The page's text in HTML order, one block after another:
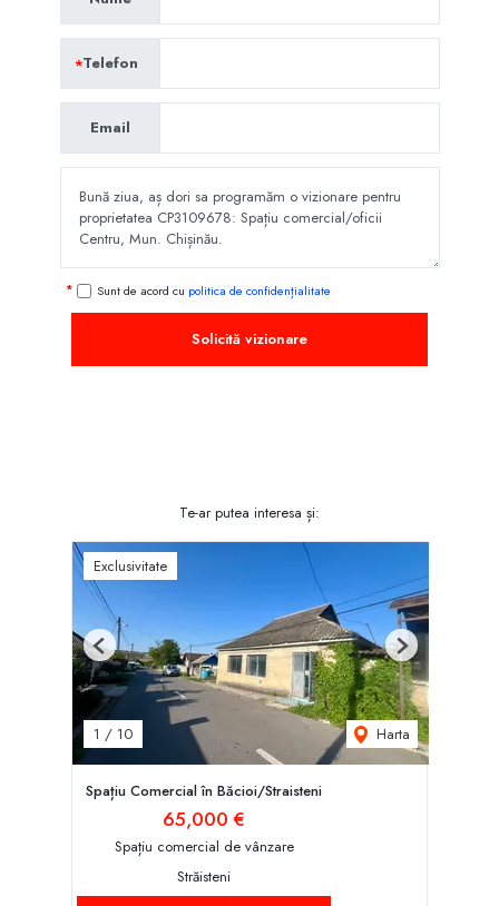
Telefon
Email
Sunt de acord cu politica de confidențialitate
Solicită vizionare
Te-ar putea interesa și:
Exclusivitate
1 / 10 Harta
Previous Next
Spațiu Comercial în Băcioi/Straisteni
65,000 €
Spațiu comercial de vânzare
Străisteni